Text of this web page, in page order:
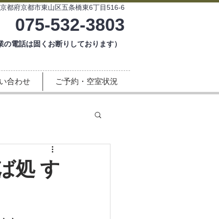
075-532-3803
固くお断りしております）
京都府京都市東山区五条橋東6丁目516-6
合わせ ご予約・空室状況
処 す